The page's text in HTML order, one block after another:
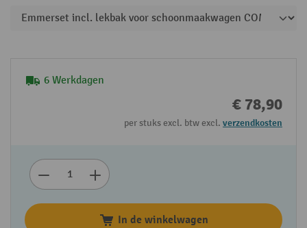
6 Werkdagen
€ 78,90
per stuks excl. btw excl. verzendkosten
In de winkelwagen